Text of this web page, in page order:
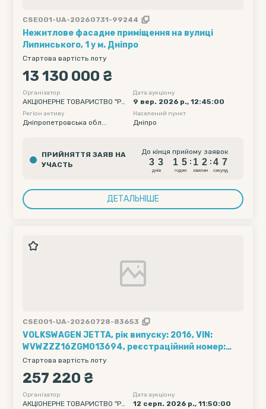
CSE001-UA-20260731-99244
Нежитлове фасадне приміщення на вулиці
Липинського, 1 у м. Дніпро
Стартова вартість лоту
13 130 000 ₴
Організатор
АКЦІОНЕРНЕ ТОВАРИСТВО "РА
ЙФФАЙЗЕН БАНК"
Дата аукціону
9 вер. 2026 р., 12:45:00
Регіон активу
Дніпропетровська обл...
Населений пункт
Дніпро
ПРИЙНЯТТЯ ЗАЯВ НА
УЧАСТЬ
До кінця прийому заявок
3
3
3
3
днiв
1
1
5
5
годин
:
1
1
2
2
хвилин
:
4
4
6
6
секунд
ДЕТАЛЬНІШЕ
CSE001-UA-20260728-83653
VOLKSWAGEN JETTA, рік випуску: 2016, VIN:
WVWZZZ16ZGM013694, реєстраційний номер:
АА8321РК
Стартова вартість лоту
257 220 ₴
Організатор
АКЦІОНЕРНЕ ТОВАРИСТВО "РА
Дата аукціону
12 серп. 2026 р., 11:50:00